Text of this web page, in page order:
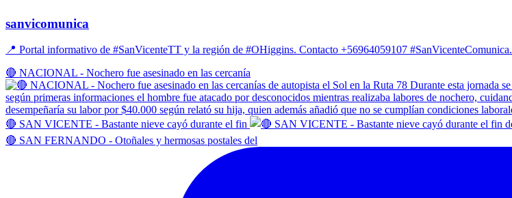
sanvicomunica
📍 Portal informativo de #SanVicenteTT y la región de #OHiggins. Contacto +56964059107 #SanVicenteComunica.
🔴 NACIONAL - Nochero fue asesinado en las cercanía
🔴 SAN VICENTE - Bastante nieve cayó durante el fin
🔴 SAN FERNANDO - Otoñales y hermosas postales del